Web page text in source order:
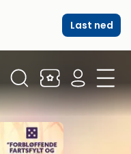
Last ned